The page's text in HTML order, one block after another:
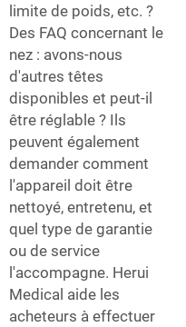
limite de poids, etc. ?
Des FAQ concernant le
nez : avons-nous
d'autres têtes
disponibles et peut-il
être réglable ? Ils
peuvent également
demander comment
l'appareil doit être
nettoyé, entretenu, et
quel type de garantie
ou de service
l'accompagne. Herui
Medical aide les
acheteurs à effectuer